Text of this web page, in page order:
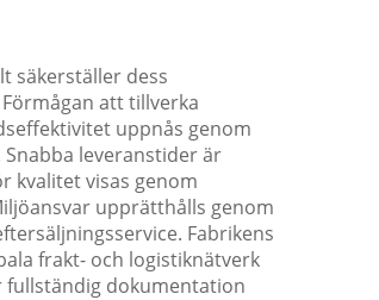
säkerställer dess
att tillverka
uppnås genom
leveranstider är
kvalitet visas genom
upprätthålls genom
Fabrikens
frakt- och logistiknätverk
fullständig dokumentation